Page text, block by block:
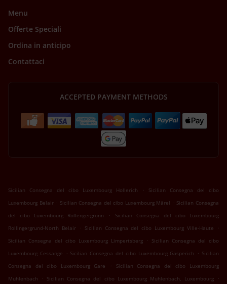
Menu
Offerte Speciali
Ordina in anticipo
Contattaci
ACCEPTED PAYMENT METHODS
Sicilian Consegna del cibo Luxembourg Hollerich .
Sicilian Consegna del cibo
Luxembourg Belair . Sicilian Consegna del cibo Luxembourg Märel . Sicilian Consegna
del cibo Luxembourg Rollengergronn
.
Sicilian Consegna del cibo Luxembourg
Rollingergrund-North Belair
. Sicilian Consegna del cibo Luxembourg Ville-Haute
.
Sicilian Consegna del cibo Luxembourg Limpertsberg
. Sicilian Consegna del cibo
Luxembourg Cessange
. Sicilian Consegna del cibo Luxembourg Gasperich . Sicilian
Consegna del cibo Luxembourg Gare
.
Sicilian Consegna del cibo Luxembourg
Muhlenbach
. Sicilian Consegna del cibo Luxembourg Muhlenbach, Luxembourg
.